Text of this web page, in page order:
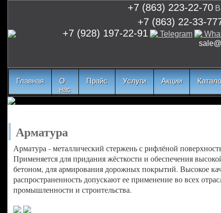
+7 (863) 223-22-70
+7 (863) 22-33-
+7 (928) 197-22-91
Telegram
Главная
О
нас
Прайс Услуги Акции
Арматура
Арматура - металлический стержень с рифлёной
Применяется для придания жёсткости и обеспечения
бетоном, для армирования дорожных покрытий. Высокое
распространенность допускают ее применение во всех
промышленности и строительства.